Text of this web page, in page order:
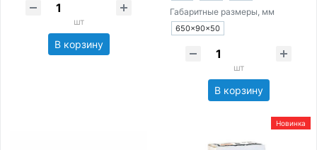
шт
В корзину
Габаритные размеры, мм
650×90×50
шт
В корзину
Новинка